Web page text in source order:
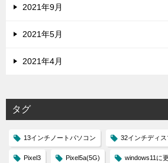
2021年9月
2021年5月
2021年4月
タグ
13インチノートパソコン 32インチディス
Pixel3 Pixel5a(5G) windows11に